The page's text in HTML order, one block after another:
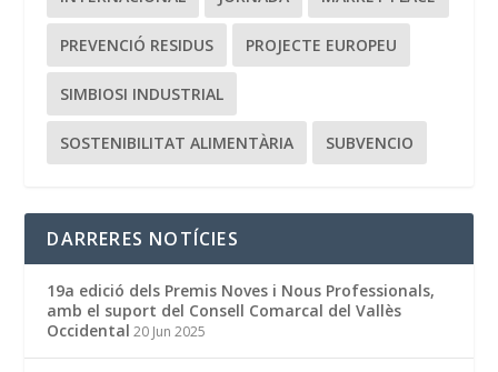
PREVENCIÓ RESIDUS PROJECTE EUROPEU
SIMBIOSI INDUSTRIAL
SOSTENIBILITAT ALIMENTÀRIA SUBVENCIO
DARRERES NOTÍCIES
19a edició dels Premis Noves i Nous Professionals,
amb el suport del Consell Comarcal del Vallès
Occidental 20 Jun 2025